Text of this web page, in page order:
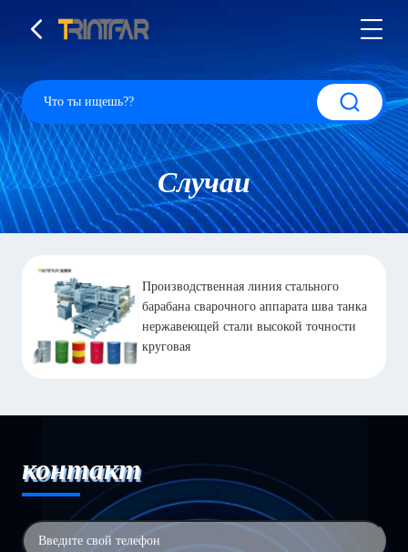
Случаи
Производственная линия стального
барабана сварочного аппарата шва танка
нержавеющей стали высокой точности
круговая
контакт